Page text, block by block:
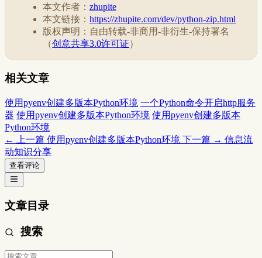
本文作者： zhupite
本文链接： https://zhupite.com/dev/python-zip.html
版权声明：自由转载-非商用-非衍生-保持署名
（创意共享3.0许可证）
相关文章
使用pyenv创建多版本Python环境 一个Python命令开启http服务
器 使用pyenv创建多版本Python环境 使用pyenv创建多版本
Python环境
← 上一篇 使用pyenv创建多版本Python环境 下一篇 → 信息流
动知识分享
查看评论
文章目录
搜索